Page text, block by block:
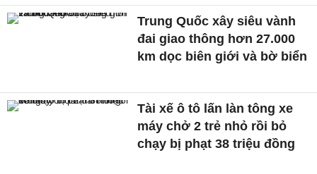
Trung Quốc xây siêu vành
đai giao thông hơn 27.000
km dọc biên giới và bờ biển
Tài xế ô tô lấn làn tông xe
máy chở 2 trẻ nhỏ rồi bỏ
chạy bị phạt 38 triệu đồng